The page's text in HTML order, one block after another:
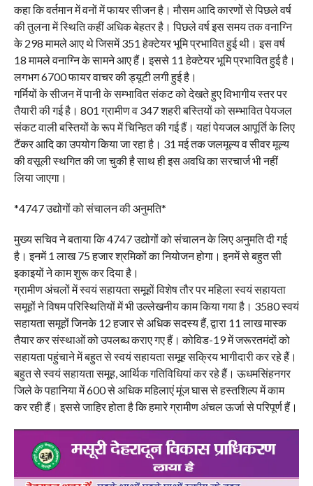
कहा कि वर्तमान में वनों में फायर सीजन है। मौसम आदि कारणों से पिछले वर्ष
की तुलना में स्थिति कहीं अधिक बेहतर है। पिछले वर्ष इस समय तक वनाग्नि
के 298 मामले आए थे जिसमें 351 हेक्टेयर भूमि प्रभावित हुई थी। इस वर्ष
18 मामले वनाग्नि के सामने आए हैं। इससे 11 हेक्टेयर भूमि प्रभावित हुई है।
लगभग 6700 फायर वाचर की ड्यूटी लगी हुई है।
गर्मियों के सीजन में पानी के सम्भावित संकट को देखते हुए विभागीय स्तर पर
तैयारी की गई है। 801 ग्रामीण व 347 शहरी बस्तियों को सम्भावित पेयजल
संकट वाली बस्तियों के रूप में चिन्हित की गई हैं। यहां पेयजल आपूर्ति के लिए
टैंकर आदि का उपयोग किया जा रहा है। 31 मई तक जलमूल्य व सीवर मूल्य
की वसूली स्थगित की जा चुकी है साथ ही इस अवधि का सरचार्ज भी नहीं
लिया जाएगा।
*4747 उद्योगों को संचालन की अनुमति*
मुख्य सचिव ने बताया कि 4747 उद्योगों को संचालन के लिए अनुमति दी गई
है। इनमें 1 लाख 75 हजार श्रमिकों का नियोजन होगा। इनमें से बहुत सी
इकाइयों ने काम शुरू कर दिया है।
ग्रामीण अंचलों में स्वयं सहायता समूहों विशेष तौर पर महिला स्वयं सहायता
समूहों ने विषम परिस्थितियों में भी उल्लेखनीय काम किया गया है। 3580 स्वयं
सहायता समूहों जिनके 12 हजार से अधिक सदस्य हैं, द्वारा 11 लाख मास्क
तैयार कर संस्थाओं को उपलब्ध कराए गए हैं। कोविड-19 में जरूरतमंदों को
सहायता पहुंचाने में बहुत से स्वयं सहायता समूह सक्रिय भागीदारी कर रहे हैं।
बहुत से स्वयं सहायता समूह, आर्थिक गतिविधियां कर रहे हैं। ऊधमसिंहनगर
जिले के पहानिया में 600 से अधिक महिलाएं मूंज घास से हस्तशिल्प में काम
कर रही हैं। इससे जाहिर होता है कि हमारे ग्रामीण अंचल ऊर्जा से परिपूर्ण हैं।